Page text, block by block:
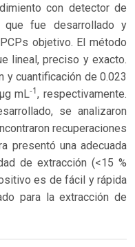
con detector de
que fue desarrollado y
objetivo. El método
lineal, preciso y exacto.
cuantificación de 0.023
mL-1, respectivamente.
se analizaron
recuperaciones
presentó una adecuada
de extracción (<15 %
es de fácil y rápida
para la extracción de